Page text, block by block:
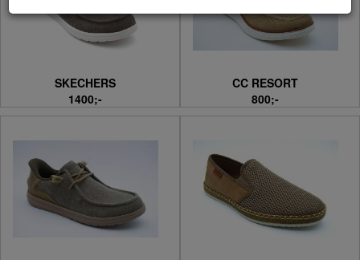
SKECHERS
1400;-
CC RESORT
800;-